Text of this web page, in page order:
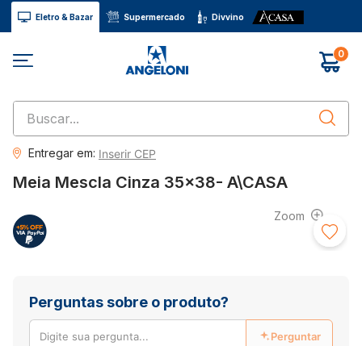
Eletro & Bazar Supermercado Divvino
0
Buscar...
Entregar em: Inserir CEP
Meia Mescla Cinza 35x38- A\CASA
Perguntas sobre o produto?
Perguntar